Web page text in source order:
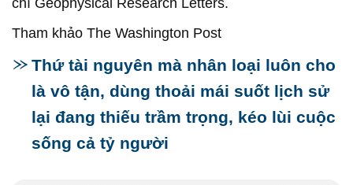
Tham khảo The Washington Post
Thứ tài nguyên mà nhân loại luôn cho
là vô tận, dùng thoải mái suốt lịch sử
lại đang thiếu trầm trọng, kéo lùi cuộc
sống cả tỷ người